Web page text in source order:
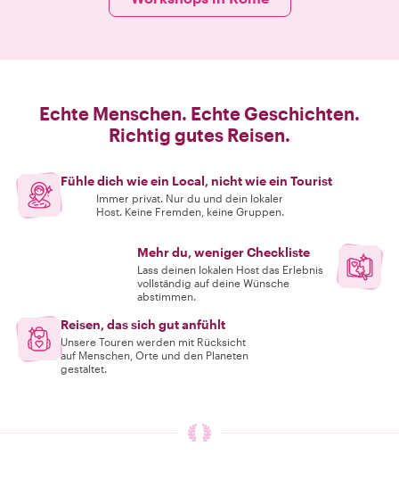
Echte Menschen. Echte Geschichten.
Richtig gutes Reisen.
Fühle dich wie ein Local, nicht wie ein Tourist
Immer privat. Nur du und dein lokaler
Host. Keine Fremden, keine Gruppen.
Mehr du, weniger Checkliste
Lass deinen lokalen Host das Erlebnis
vollständig auf deine Wünsche
abstimmen.
Reisen, das sich gut anfühlt
Unsere Touren werden mit Rücksicht
auf Menschen, Orte und den Planeten
gestaltet.